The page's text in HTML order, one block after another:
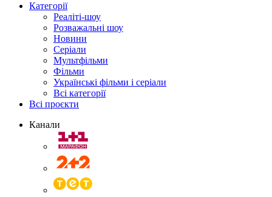
Категорії
Реаліті-шоу
Розважальні шоу
Новини
Серіали
Мультфільми
Фільми
Українські фільми і серіали
Всі категорії
Всі проєкти
Канали